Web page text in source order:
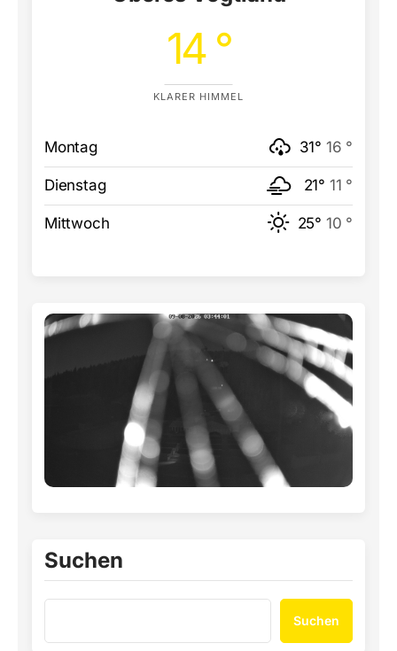
14 °
KLARER HIMMEL
Montag 31° 16 °
Dienstag 21° 11 °
Mittwoch 25° 10 °
Suchen
Suchen